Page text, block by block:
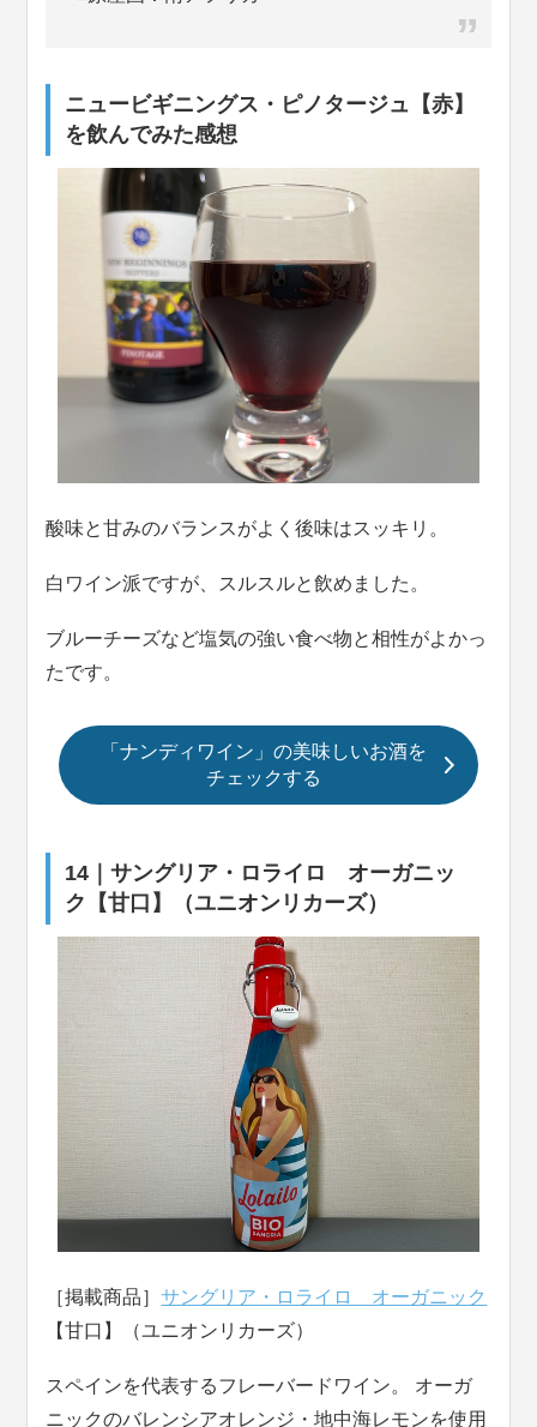
ニュービギニングス・ピノタージュ【赤】
を飲んでみた感想
酸味と甘みのバランスがよく後味はスッキリ。
白ワイン派ですが、スルスルと飲めました。
ブルーチーズなど塩気の強い食べ物と相性がよかっ
たです。
「ナンディワイン」の美味しいお酒を
チェックする
14｜サングリア・ロライロ オーガニッ
ク【甘口】（ユニオンリカーズ）
［掲載商品］サングリア・ロライロ オーガニック
【甘口】（ユニオンリカーズ）
スペインを代表するフレーバードワイン。 オーガ
ニックのバレンシアオレンジ・地中海レモンを使用